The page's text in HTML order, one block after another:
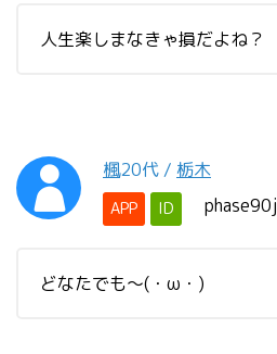
人生楽しまなきゃ損だよね？
楓20代 / 栃木
APP ID
どなたでも〜(・ω・)